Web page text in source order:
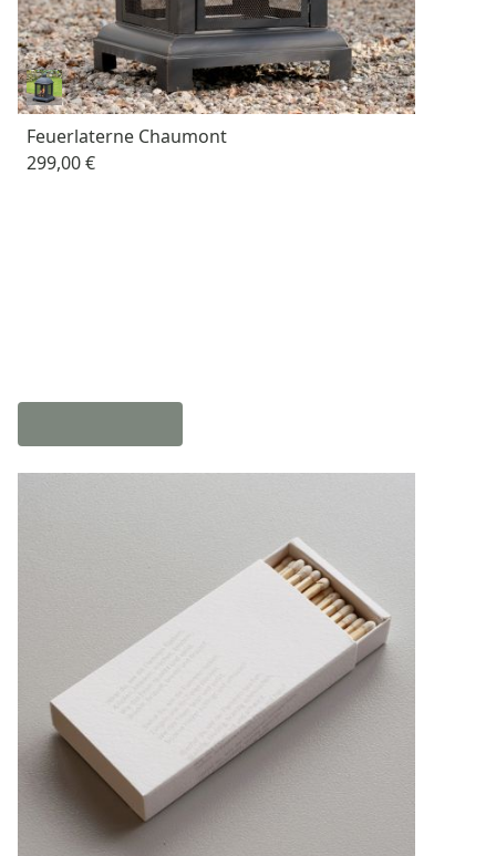
Feuerlaterne Chaumont
299,00 €